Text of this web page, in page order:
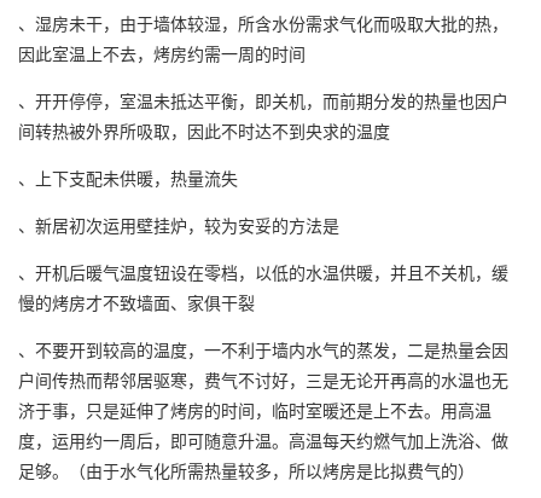
、湿房未干，由于墙体较湿，所含水份需求气化而吸取大批的热，
因此室温上不去，烤房约需一周的时间
、开开停停，室温未抵达平衡，即关机，而前期分发的热量也因户
间转热被外界所吸取，因此不时达不到央求的温度
、上下支配未供暖，热量流失
、新居初次运用壁挂炉，较为安妥的方法是
、开机后暖气温度钮设在零档，以低的水温供暖，并且不关机，缓
慢的烤房才不致墙面、家俱干裂
、不要开到较高的温度，一不利于墙内水气的蒸发，二是热量会因
户间传热而帮邻居驱寒，费气不讨好，三是无论开再高的水温也无
济于事，只是延伸了烤房的时间，临时室暖还是上不去。用高温
度，运用约一周后，即可随意升温。高温每天约燃气加上洗浴、做
足够。（由于水气化所需热量较多，所以烤房是比拟费气的）